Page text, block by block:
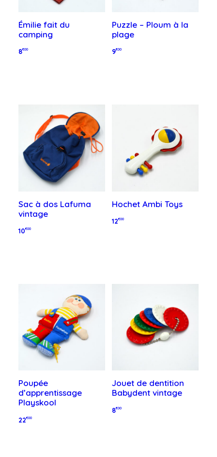
Émilie fait du
camping
8€00
Puzzle – Ploum à la
plage
9€00
Sac à dos Lafuma
vintage
10€00
Hochet Ambi Toys
12€00
Poupée
d’apprentissage
Playskool
22€00
Jouet de dentition
Babydent vintage
8€00